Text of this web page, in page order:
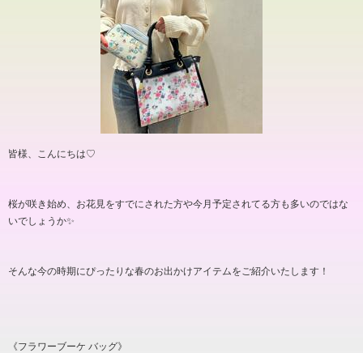
皆様、こんにちは♡
桜が咲き始め、お花見をすでにされた方や今月予定されてる方も多いのではな
いでしょうか✨
そんな今の時期にぴったりな春のお出かけアイテムをご紹介いたします！
《フラワーブーケ バッグ》